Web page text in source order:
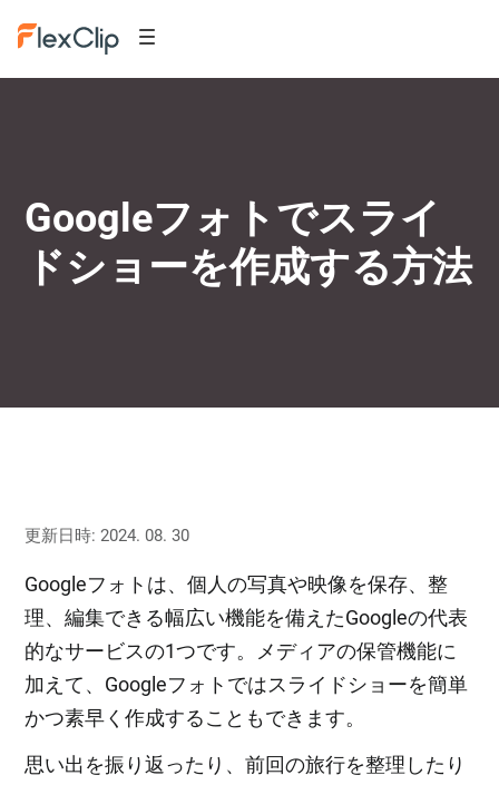
Googleフォトでスライ
ドショーを作成する方法
更新日時: 2024. 08. 30
Googleフォトは、個人の写真や映像を保存、整
理、編集できる幅広い機能を備えたGoogleの代表
的なサービスの1つです。メディアの保管機能に
加えて、Googleフォトではスライドショーを簡単
かつ素早く作成することもできます。
思い出を振り返ったり、前回の旅行を整理したり